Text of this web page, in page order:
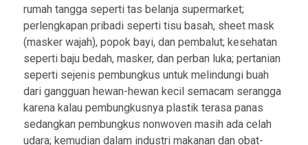
rumah tangga seperti tas belanja supermarket;
perlengkapan pribadi seperti tisu basah, sheet mask
(masker wajah), popok bayi, dan pembalut; kesehatan
seperti baju bedah, masker, dan perban luka; pertanian
seperti sejenis pembungkus untuk melindungi buah
dari gangguan hewan-hewan kecil semacam serangga
karena kalau pembungkusnya plastik terasa panas
sedangkan pembungkus nonwoven masih ada celah
udara; kemudian dalam industri makanan dan obat-